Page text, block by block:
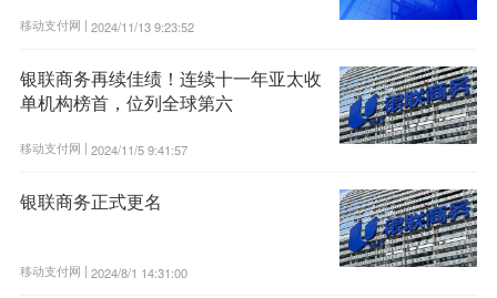
移动支付网 | 2024/11/13 9:23:52
银联商务再续佳绩！连续十一年亚太收
单机构榜首，位列全球第六
移动支付网 | 2024/11/5 9:41:57
银联商务正式更名
移动支付网 | 2024/8/1 14:31:00